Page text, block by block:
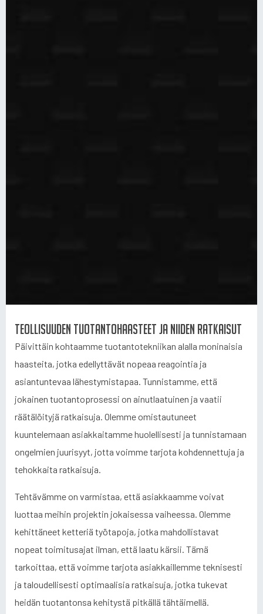
Teollisuuden tuotantohaasteet ja niiden ratkaisut
Päivittäin kohtaamme tuotantotekniikan alalla moninaisia
haasteita, jotka edellyttävät nopeaa reagointia ja
asiantuntevaa lähestymistapaa. Tunnistamme, että
jokainen tuotantoprosessi on ainutlaatuinen ja vaatii
räätälöityjä ratkaisuja. Olemme omistautuneet
kuuntelemaan asiakkaitamme huolellisesti ja tunnistamaan
ongelmien juurisyyt, jotta voimme tarjota kohdennettuja ja
tehokkaita ratkaisuja.
Tehtävämme on varmistaa, että asiakkaamme voivat
luottaa meihin projektin jokaisessa vaiheessa. Olemme
kehittäneet ketteriä työtapoja, jotka mahdollistavat
nopeat toimitusajat ilman, että laatu kärsii. Tämä
tarkoittaa, että voimme tarjota asiakkaillemme teknisesti
ja taloudellisesti optimaalisia ratkaisuja, jotka tukevat
heidän tuotantonsa kehitystä pitkällä tähtäimellä.